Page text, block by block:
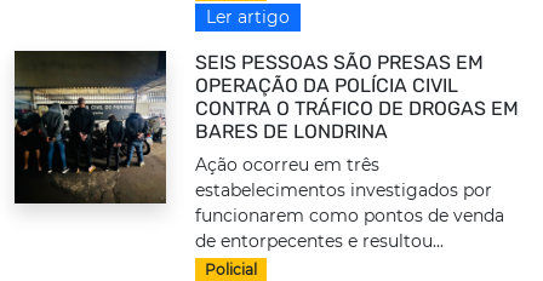
Ler artigo
SEIS PESSOAS SÃO PRESAS EM
OPERAÇÃO DA POLÍCIA CIVIL
CONTRA O TRÁFICO DE DROGAS EM
BARES DE LONDRINA
Ação ocorreu em três
estabelecimentos investigados por
funcionarem como pontos de venda
de entorpecentes e resultou...
Policial